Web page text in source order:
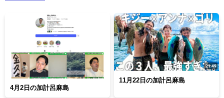
4月2日の加計呂麻島
11月22日の加計呂麻島